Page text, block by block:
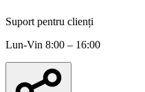
Suport pentru clienți
Lun-Vin 8:00 – 16:00